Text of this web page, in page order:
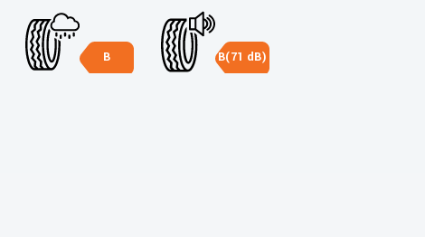
B B(71 dB)